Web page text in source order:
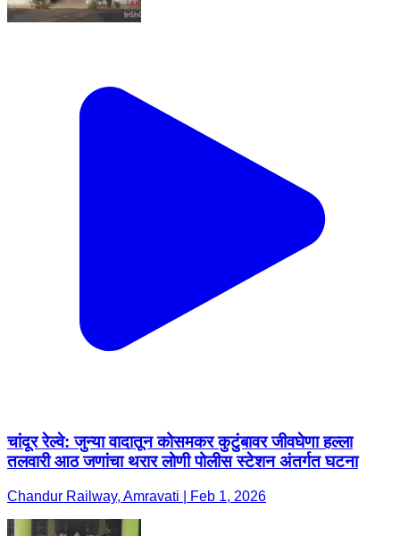
चांदूर रेल्वे: जुन्या वादातून कोसमकर कुटुंबावर जीवघेणा हल्ला
तलवारी आठ जणांचा थरार लोणी पोलीस स्टेशन अंतर्गत घटना
Chandur Railway, Amravati | Feb 1, 2026